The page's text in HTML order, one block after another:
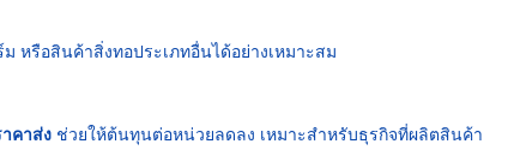
หรือสินค้าสิ่งทอประเภทอื่นได้อย่างเหมาะสม
คาส่ง ช่วยให้ต้นทุนต่อหน่วยลดลง เหมาะสำหรับธุรกิจที่ผลิตสินค้า